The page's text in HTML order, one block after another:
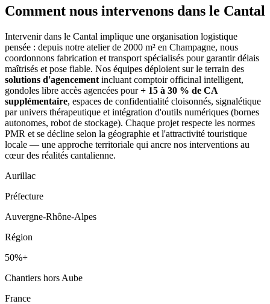
Comment nous intervenons dans le Cantal
Intervenir dans le Cantal implique une organisation logistique
pensée : depuis notre atelier de 2000 m² en Champagne, nous
coordonnons fabrication et transport spécialisés pour garantir délais
maîtrisés et pose fiable. Nos équipes déploient sur le terrain des
solutions d'agencement incluant comptoir officinal intelligent,
gondoles libre accès agencées pour+ 15 à 30 % de CA
supplémentaire, espaces de confidentialité cloisonnés, signalétique
par univers thérapeutique et intégration d'outils numériques (bornes
autonomes, robot de stockage). Chaque projet respecte les normes
PMR et se décline selon la géographie et l'attractivité touristique
locale — une approche territoriale qui ancre nos interventions au
cœur des réalités cantalienne.
Aurillac
Préfecture
Auvergne-Rhône-Alpes
Région
50%+
Chantiers hors Aube
France